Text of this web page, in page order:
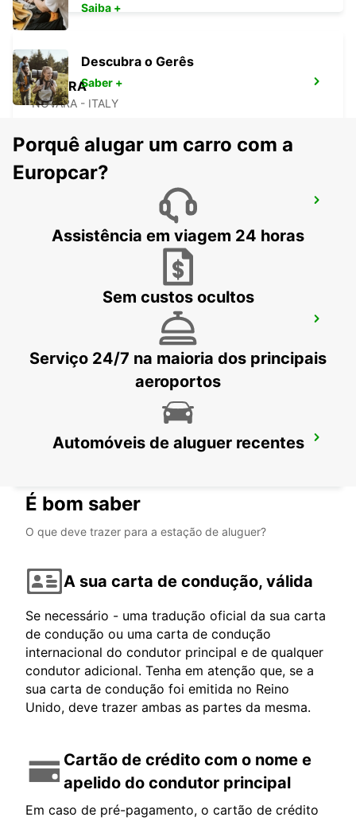
NOVARA
NOVARA - ITALY
MILÃO VIALE SARCA
MENDRISIO
Saiba +
Descubra o Gerês
Saber +
Porquê alugar um carro com a
Europcar?
Assistência em viagem 24 horas
Sem custos ocultos
Serviço 24/7 na maioria dos principais
aeroportos
Automóveis de aluguer recentes
É bom saber
O que deve trazer para a estação de aluguer?
A sua carta de condução, válida
Se necessário - uma tradução oficial da sua carta
de condução ou uma carta de condução
internacional do condutor principal e de qualquer
condutor adicional. Tenha em atenção que, se a
sua carta de condução foi emitida no Reino
Unido, deve trazer ambas as partes da mesma.
Cartão de crédito com o nome e
apelido do condutor principal
Em caso de pré-pagamento, o cartão de crédito